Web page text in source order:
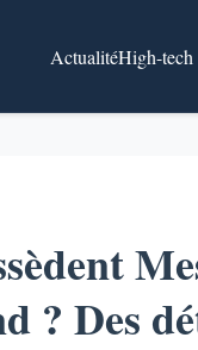
ActualitéHigh-tech
? Des